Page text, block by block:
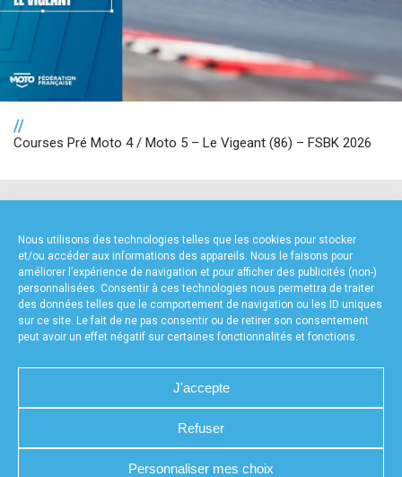
Nous utilisons des technologies telles que les cookies pour stocker
et/ou accéder aux informations des appareils. Nous le faisons pour
améliorer l’expérience de navigation et pour afficher des publicités (non-)
personnalisées. Consentir à ces technologies nous permettra de traiter
des données telles que le comportement de navigation ou les ID uniques
sur ce site. Le fait de ne pas consentir ou de retirer son consentement
peut avoir un effet négatif sur certaines fonctionnalités et fonctions.
J'accepte
Refuser
Personnaliser mes choix
//
Courses Pré Moto 4 / Moto 5 – Le Vigeant (86) – FSBK 2026
CHARTE DE CONFIDENTIALITÉ
NOUS CONTACTER